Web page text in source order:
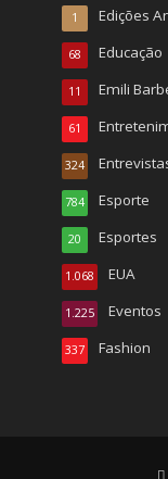
Edições
1
Educação
68
Emili
11
61
324
Esporte
784
Esportes
20
EUA
1.068
Eventos
1.225
Fashion
337